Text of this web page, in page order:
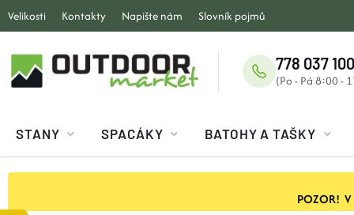
Přejít
na
obsah
POZOR! V
Velikosti Kontakty Napište nám Slovník pojmů
778 037
STANY SPACÁKY BATOHY A TAŠKY